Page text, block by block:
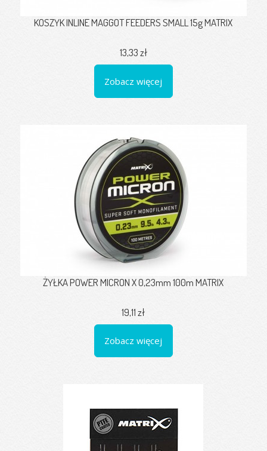
KOSZYK INLINE MAGGOT FEEDERS SMALL 15g MATRIX
13,33 zł
Zobacz więcej
ŻYŁKA POWER MICRON X 0,23mm 100m MATRIX
19,11 zł
Zobacz więcej